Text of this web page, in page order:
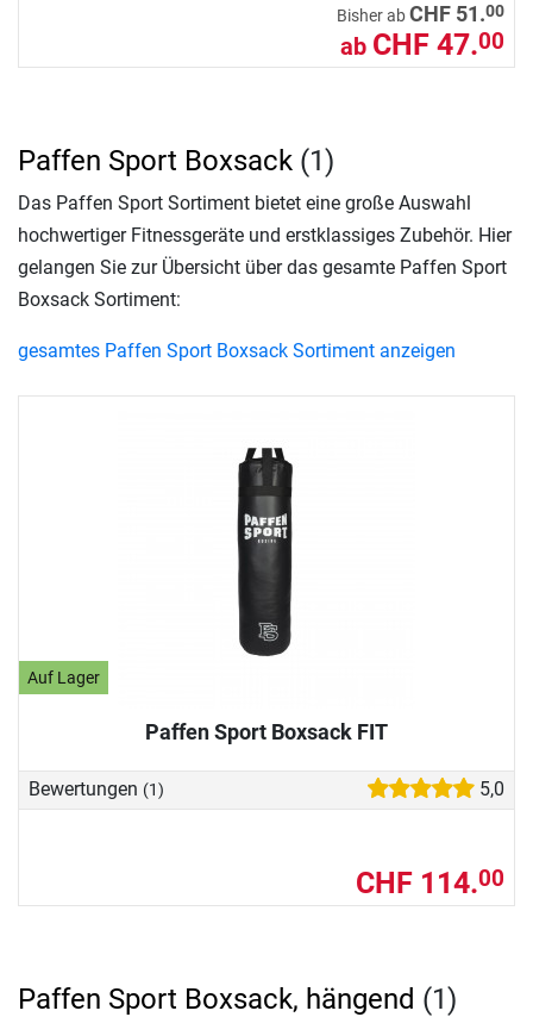
Bisher abCHF 51.00
ab CHF 47.00
Auf Lager
Paffen Sport Boxsack FIT
Bewertungen (1) 5,0
CHF 114.00
Paffen Sport Boxsack (1)
Das Paffen Sport Sortiment bietet eine große Auswahl
hochwertiger Fitnessgeräte und erstklassiges Zubehör. Hier
gelangen Sie zur Übersicht über das gesamte Paffen Sport
Boxsack Sortiment:
gesamtes Paffen Sport Boxsack Sortiment anzeigen
Paffen Sport Boxsack, hängend (1)